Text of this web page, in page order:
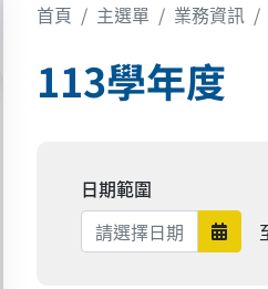
首頁 主選單 業務資訊
113學年度
日期範圍
日期